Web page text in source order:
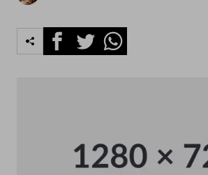
FacebookTwitterWhatsapp